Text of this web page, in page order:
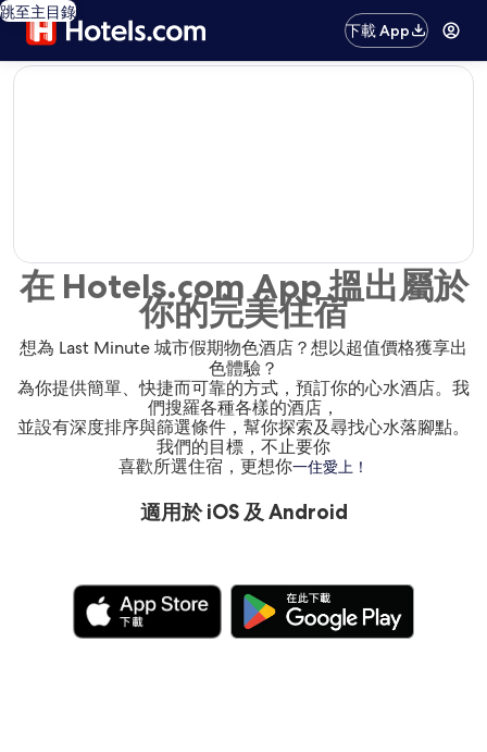
跳至主目錄
下載 App
editorial
在 Hotels.com App 搵出屬於
你的完美住宿
想為 Last Minute 城市假期物色酒店？想以超值價格獲享出
色體驗？
為你提供簡單、快捷而可靠的方式，預訂你的心水酒店。我
們搜羅各種各樣的酒店，
並設有深度排序與篩選條件，幫你探索及尋找心水落腳點。
我們的目標，不止要你
喜歡所選住宿，更想你一住愛上！
適用於 iOS 及 Android